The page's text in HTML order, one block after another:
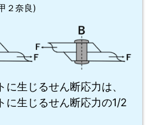
２奈良)
に生じるせん断応力は、
に生じるせん断応力の1/2